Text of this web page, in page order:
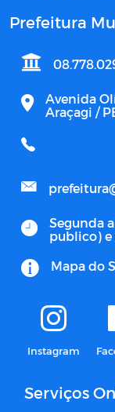
Prefeitura
Avenida
Araçagi /
Segunda
publico) e
Mapa do
Instagram
Serviços